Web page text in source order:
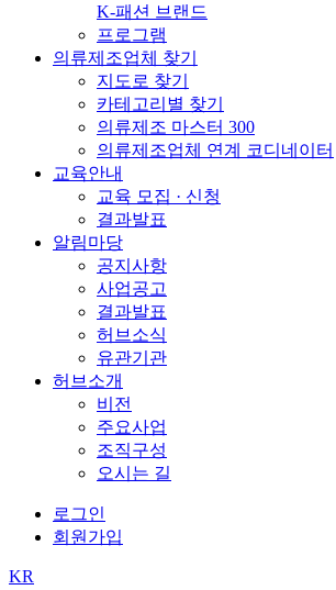
K-패션 브랜드
프로그램
의류제조업체 찾기
지도로 찾기
카테고리별 찾기
의류제조 마스터 300
의류제조업체 연계 코디네이터
교육안내
교육 모집 · 신청
결과발표
알림마당
공지사항
사업공고
결과발표
허브소식
유관기관
허브소개
비전
주요사업
조직구성
오시는 길
로그인
회원가입
KR